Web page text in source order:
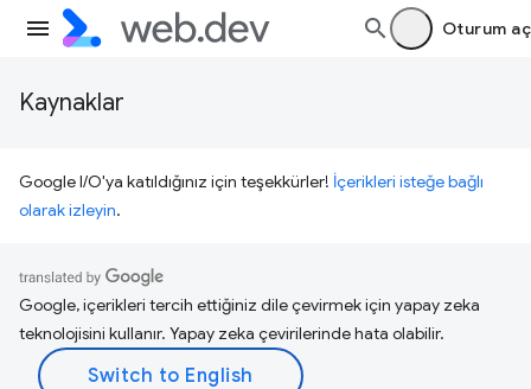
Oturum aç
Kaynaklar
Google I/O'ya katıldığınız için teşekkürler! İçerikleri isteğe bağlı
olarak izleyin.
Google, içerikleri tercih ettiğiniz dile çevirmek için yapay zeka
teknolojisini kullanır. Yapay zeka çevirilerinde hata olabilir.